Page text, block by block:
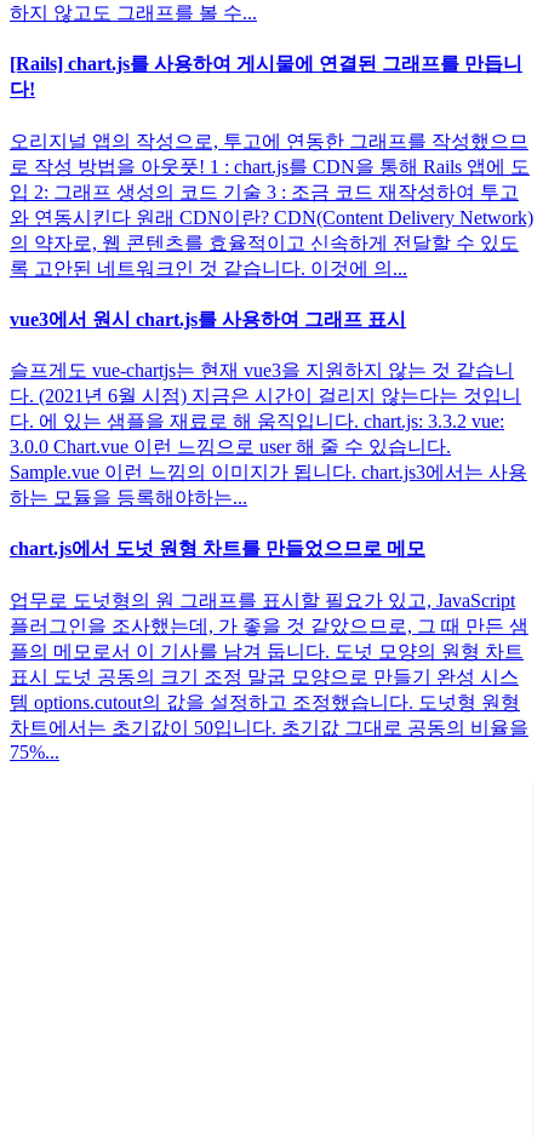
하지 않고도 그래프를 볼 수...
[Rails] chart.js를 사용하여 게시물에 연결된 그래프를 만듭니
다!
오리지널 앱의 작성으로, 투고에 연동한 그래프를 작성했으므
로 작성 방법을 아웃풋! 1 : chart.js를 CDN을 통해 Rails 앱에 도
입 2: 그래프 생성의 코드 기술 3 : 조금 코드 재작성하여 투고
와 연동시킨다 원래 CDN이란? CDN(Content Delivery Network)
의 약자로, 웹 콘텐츠를 효율적이고 신속하게 전달할 수 있도
록 고안된 네트워크인 것 같습니다. 이것에 의...
vue3에서 원시 chart.js를 사용하여 그래프 표시
슬프게도 vue-chartjs는 현재 vue3을 지원하지 않는 것 같습니
다. (2021년 6월 시점) 지금은 시간이 걸리지 않는다는 것입니
다. 에 있는 샘플을 재료로 해 움직입니다. chart.js: 3.3.2 vue:
3.0.0 Chart.vue 이런 느낌으로 user 해 줄 수 있습니다.
Sample.vue 이런 느낌의 이미지가 됩니다. chart.js3에서는 사용
하는 모듈을 등록해야하는...
chart.js에서 도넛 원형 차트를 만들었으므로 메모
업무로 도넛형의 원 그래프를 표시할 필요가 있고, JavaScript
플러그인을 조사했는데, 가 좋을 것 같았으므로, 그 때 만든 샘
플의 메모로서 이 기사를 남겨 둡니다. 도넛 모양의 원형 차트
표시 도넛 공동의 크기 조정 말굽 모양으로 만들기 완성 시스
템 options.cutout의 값을 설정하고 조정했습니다. 도넛형 원형
차트에서는 초기값이 50입니다. 초기값 그대로 공동의 비율을
75%...